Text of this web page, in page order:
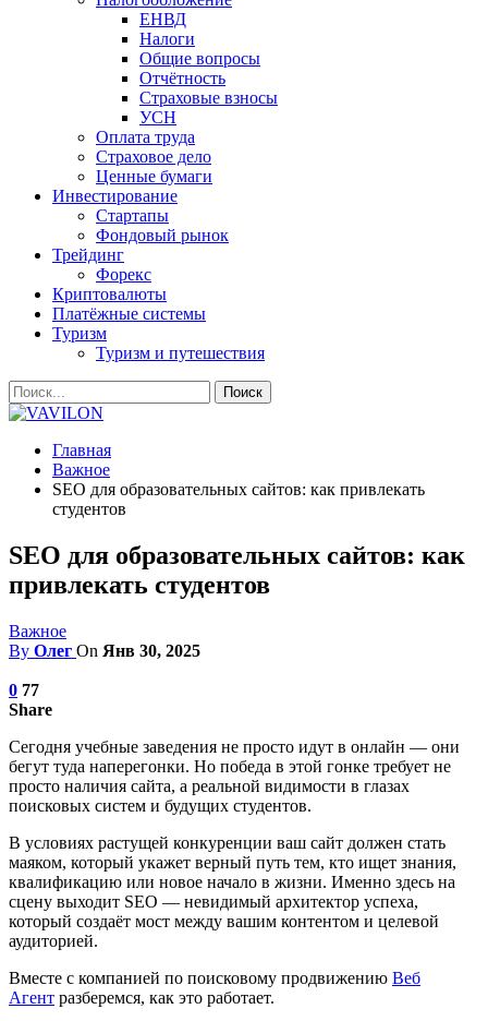
ЕНВД
Налоги
Общие вопросы
Отчётность
Страховые взносы
УСН
Оплата труда
Страховое дело
Ценные бумаги
Инвестирование
Стартапы
Фондовый рынок
Трейдинг
Форекс
Криптовалюты
Платёжные системы
Туризм
Туризм и путешествия
Главная
Важное
SEO для образовательных сайтов: как привлекать
студентов
SEO для образовательных сайтов: как
привлекать студентов
Важное
By Олег On Янв 30, 2025
0 77
Share
Сегодня учебные заведения не просто идут в онлайн — они
бегут туда наперегонки. Но победа в этой гонке требует не
просто наличия сайта, а реальной видимости в глазах
поисковых систем и будущих студентов.
В условиях растущей конкуренции ваш сайт должен стать
маяком, который укажет верный путь тем, кто ищет знания,
квалификацию или новое начало в жизни. Именно здесь на
сцену выходит SEO — невидимый архитектор успеха,
который создаёт мост между вашим контентом и целевой
аудиторией.
Вместе с компанией по поисковому продвижению Веб
Агент разберемся, как это работает.